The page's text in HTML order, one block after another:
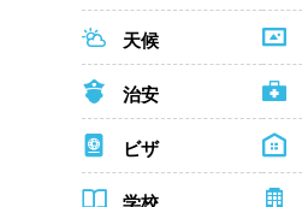
天候
治安
ビザ